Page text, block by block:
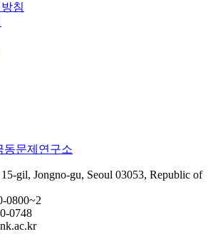
침
동문제연구소
gil, Jongno-gu, Seoul 03053, Republic of
0800~2
0748